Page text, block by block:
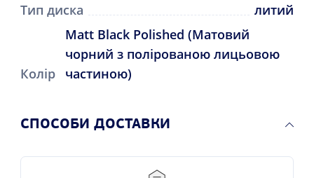
Тип диска
литий
Колір
Matt Black Polished (Матовий
чорний з полірованою лицьовою
частиною)
СПОСОБИ ДОСТАВКИ